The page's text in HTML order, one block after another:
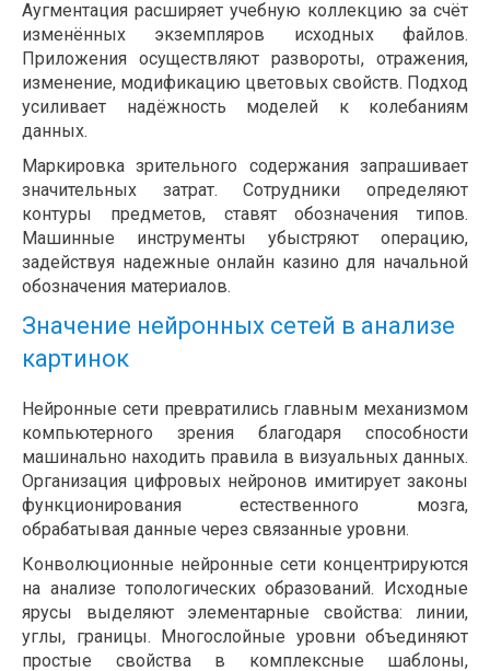
Аугментация расширяет учебную коллекцию за счёт
изменённых экземпляров исходных файлов.
Приложения осуществляют развороты, отражения,
изменение, модификацию цветовых свойств. Подход
усиливает надёжность моделей к колебаниям
данных.
Маркировка зрительного содержания запрашивает
значительных затрат. Сотрудники определяют
контуры предметов, ставят обозначения типов.
Машинные инструменты убыстряют операцию,
задействуя надежные онлайн казино для начальной
обозначения материалов.
Значение нейронных сетей в анализе
картинок
Нейронные сети превратились главным механизмом
компьютерного зрения благодаря способности
машинально находить правила в визуальных данных.
Организация цифровых нейронов имитирует законы
функционирования естественного мозга,
обрабатывая данные через связанные уровни.
Конволюционные нейронные сети концентрируются
на анализе топологических образований. Исходные
ярусы выделяют элементарные свойства: линии,
углы, границы. Многослойные уровни объединяют
простые свойства в комплексные шаблоны,